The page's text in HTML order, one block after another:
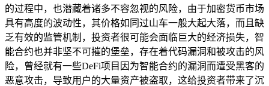
的过程中，也潜藏着诸多不容忽视的风险，由于加密货币市场
具有高度的波动性，其价格如同过山车一般大起大落，而且缺
乏有效的监管机制，投资者很可能会面临巨大的经济损失，智
能合约也并非坚不可摧的堡垒，存在着代码漏洞和被攻击的风
险，曾经就有一些DeFi项目因为智能合约的漏洞而遭受黑客的
恶意攻击，导致用户的大量资产被盗取，这给投资者带来了沉